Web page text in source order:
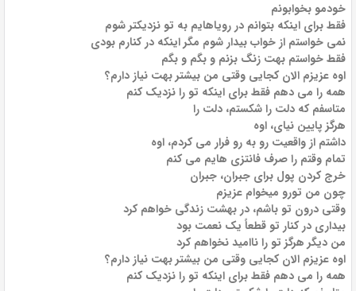
خودمو بخوابونم
فقط برای اینکه بتوانم در رویاهایم به تو نزدیکتر شوم
نمی خواستم از خواب بیدار شوم مگر اینکه در کنارم بودی
فقط خواستم بهت زنگ بزنم و بگم و بگم
اوه عزیزم الان کجایی وقتی من بیشتر بهت نیاز دارم؟
همه را می دهم فقط برای اینکه تو را نزدیک کنم
متاسفم که دلت را شکستم، دلت را
هرگز پایین نیای، اوه
داشتم از واقعیت رو به رو فرار می کردم، اوه
تمام وقتم را صرف فانتزی هایم می کنم
خرج کردن پول برای جبران، جبران
چون من تورو میخوام عزیزم
وقتی درون تو باشم، در بهشت ​​زندگی خواهم کرد
بیداری در کنار تو قطعاً یک نعمت بود
من دیگر هرگز تو را ناامید نخواهم کرد
اوه عزیزم الان کجایی وقتی من بیشتر بهت نیاز دارم؟
همه را می دهم فقط برای اینکه تو را نزدیک کنم